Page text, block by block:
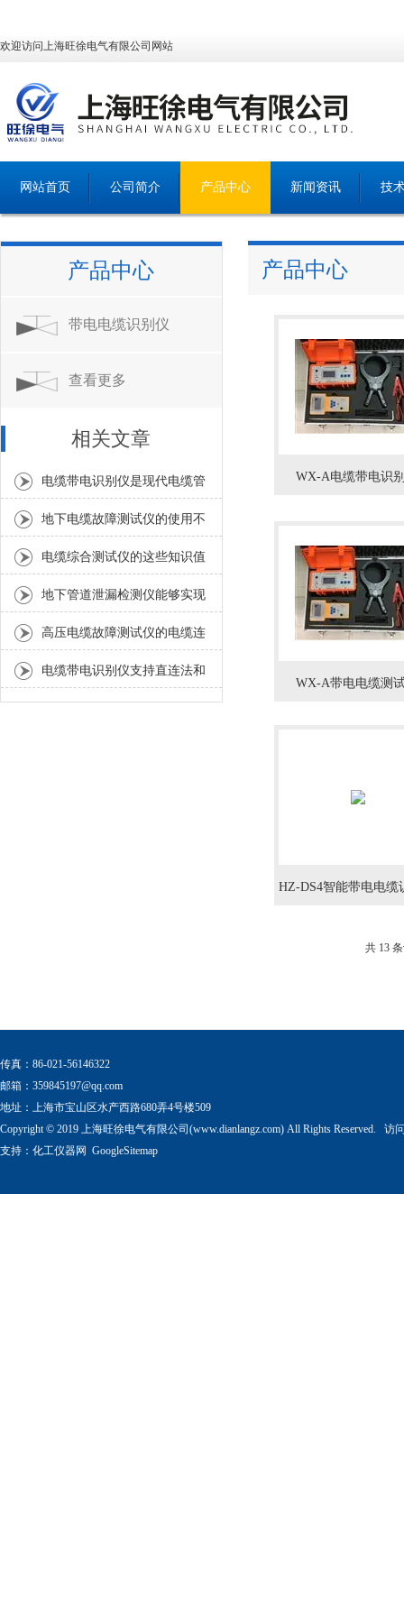
欢迎访问上海旺徐电气有限公司网站
网站首页 公司简介 产品中心 新闻资讯 技
产品中心
带电电缆识别仪
查看更多
相关文章
电缆带电识别仪是现代电缆管
理和维护中不可少的重要工具
地下电缆故障测试仪的使用不
外乎三个步骤
电缆综合测试仪的这些知识值
得我们学习
地下管道泄漏检测仪能够实现
对微小泄漏的准确定位
高压电缆故障测试仪的电缆连
接器特征解读
电缆带电识别仪支持直连法和
耦合法两种接线方式
产品中心
WX-A电缆带电识
WX-A带电电缆测
HZ-DS4智能带电电缆
共 13
传真：86-021-56146322
邮箱： 359845197@qq.com
地址：上海市宝山区水产西路680弄4号楼509
Copyright © 2019 上海旺徐电气有限公司(www.dianlangz.com) All Rights Reserved. 访
支持： 化工仪器网 GoogleSitemap